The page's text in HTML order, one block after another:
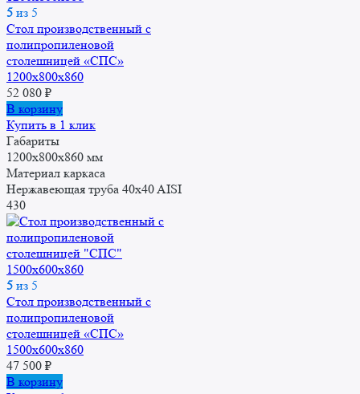
5 из 5
Стол производственный с
полипропиленовой
столешницей «СПС»
1200x800x860
52 080 ₽
В корзину
Купить в 1 клик
Габариты
1200x800x860 мм
Материал каркаса
Нержавеющая труба 40x40 AISI
430
5 из 5
Стол производственный с
полипропиленовой
столешницей «СПС»
1500x600x860
47 500 ₽
В корзину